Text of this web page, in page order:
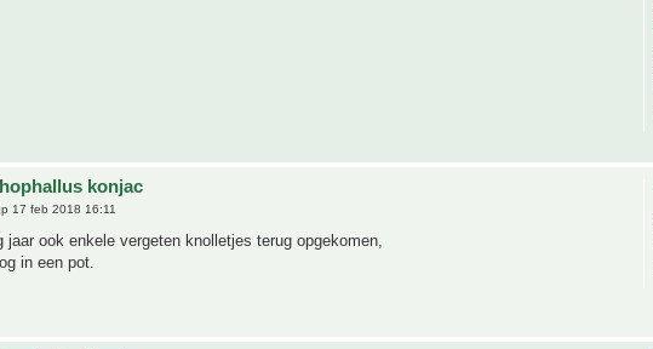
konjac
17 feb 2018 16:11
jaar ook enkele vergeten knolletjes terug opgekomen,
in een pot.